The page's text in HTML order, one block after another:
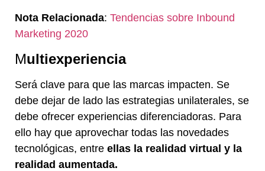
Nota Relacionada: Tendencias sobre Inbound
Marketing 2020
Multiexperiencia
Será clave para que las marcas impacten. Se
debe dejar de lado las estrategias unilaterales, se
debe ofrecer experiencias diferenciadoras. Para
ello hay que aprovechar todas las novedades
tecnológicas, entre ellas la realidad virtual y la
realidad aumentada.